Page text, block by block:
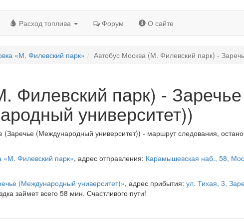
Расход топлива Форум О сайте
«М. Филевский парк» Автобус Москва (М. Филевский парк) -
Филевский парк) - Заречье
университет))
(Международный университет)) - маршрут следования,
«М. Филевский парк», адрес отправления: Карамышевская наб., 58,
(Международный университет)», адрес прибытия: ул. Тихая, 3,
займет всего 58 мин. Счастливого пути!